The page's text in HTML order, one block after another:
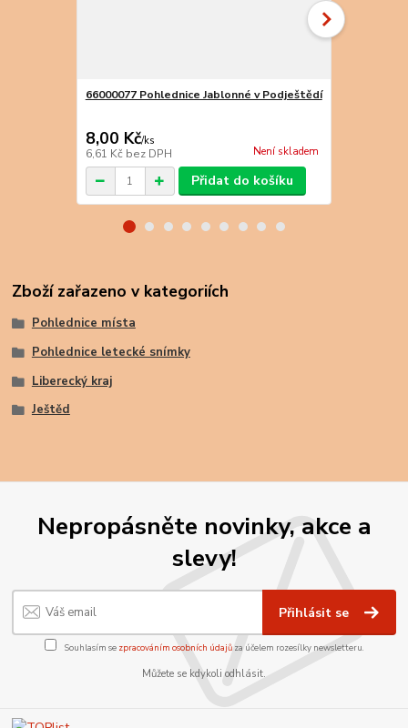
66000077 Pohlednice Jablonné v Podještědí
8,00 Kč/ks
6,61 Kč bez DPH Není skladem
Přidat do košíku
Zboží zařazeno v kategoriích
Pohlednice místa
Pohlednice letecké snímky
Liberecký kraj
Ještěd
Nepropásněte novinky, akce a
slevy!
Přihlásit se
Souhlasím se zpracováním osobních údajůza účelem rozesílky newsletteru.
Můžete se kdykoli odhlásit.